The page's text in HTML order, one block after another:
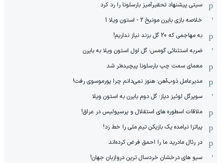
سیتی پیشنهاد تحقیرآمیز بارسلونا را رد کرد
خلاصه بازی بایرن مونیخ 2 - استون ویلا 1
به مهاجمی که 20 گل بزند نیاز نداریم!
ضربه استثنائی گومس؛ گل اول استون ویلا به بایرن
معمای سمت چپ بارسلونا پیچیده‌تر شد
مدیرعامل ذوب‌آهن: هنوز نمی‌دانم چرا پورموسوی رفت!
سوپرگل لوئیز دیاز؛ گل دوم بایرن به استون ویلا
ملاقات اسطوره های استقلال و پرسپولیس در عراق!
پیاتزا نیامده یک بازیکن تیم ملی را خط زد!
در رئال مادرید ما را احمق فرض کرده‌اند
سیو های درخشان خردسال ترین دروازبان جهان!